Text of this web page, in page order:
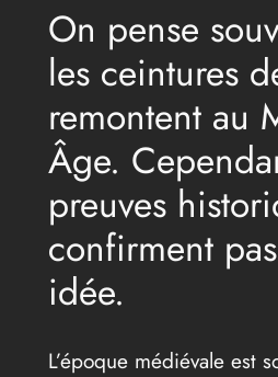
On pense
les ceintures
remontent au
Âge.
preuves
confirment
idée.
L’époque médiévale est